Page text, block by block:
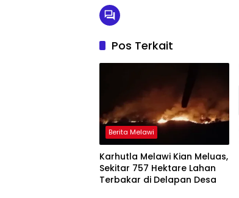
Pos Terkait
Berita Melawi
Karhutla Melawi Kian Meluas,
Sekitar 757 Hektare Lahan
Terbakar di Delapan Desa